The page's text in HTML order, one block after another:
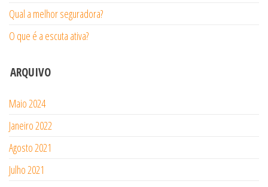
Qual a melhor seguradora?
O que é a escuta ativa?
ARQUIVO
Maio 2024
Janeiro 2022
Agosto 2021
Julho 2021